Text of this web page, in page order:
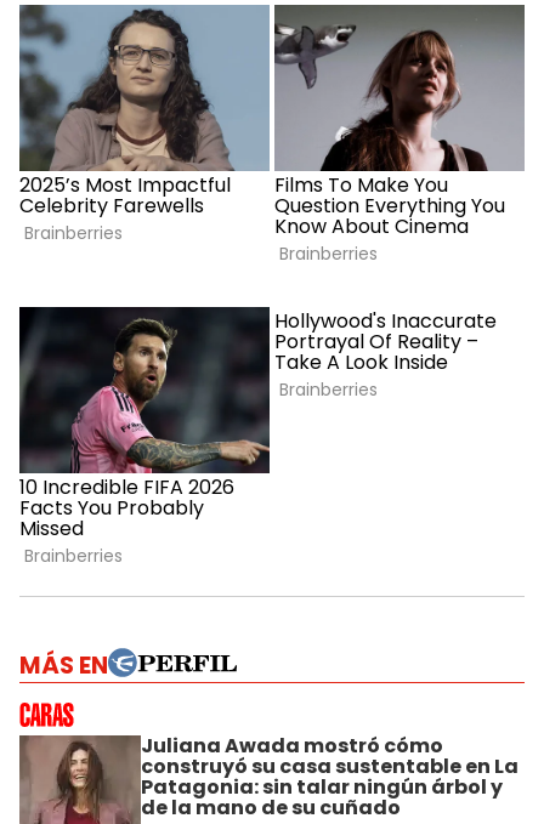
MÁS EN
Juliana Awada mostró cómo
construyó su casa sustentable en La
Patagonia: sin talar ningún árbol y
de la mano de su cuñado